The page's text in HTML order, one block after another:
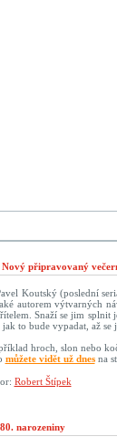
připravovaný
Koutský (poslední
autorem výtvarných
Snaží se jim splnit
to bude vypadat, až se
hroch, slon nebo
můžete vidět už dnesna
Robert Štípek
narozeniny